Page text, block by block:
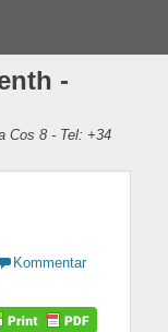
-
Cos 8 - Tel: +34
Kommentar